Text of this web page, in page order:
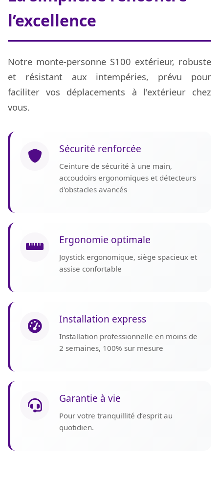
l’excellence
Notre monte-personne S100 extérieur, robuste
et résistant aux intempéries, prévu pour
faciliter vos déplacements à l'extérieur chez
vous.
Sécurité renforcée
Ceinture de sécurité à une main,
accoudoirs ergonomiques et détecteurs
d'obstacles avancés
Ergonomie optimale
Joystick ergonomique, siège spacieux et
assise confortable
Installation express
Installation professionnelle en moins de
2 semaines, 100% sur mesure
Garantie à vie
Pour votre tranquillité d’esprit au
quotidien.